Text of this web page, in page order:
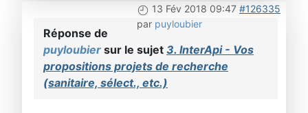
13 Fév 2018 09:47 #126335
par puyloubier
Réponse de
puyloubier sur le sujet 3. InterApi - Vos
propositions projets de recherche
(sanitaire, sélect., etc.)